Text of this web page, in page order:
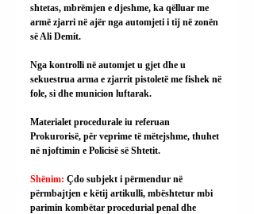
shtetas, mbrëmjen e djeshme, ka qëlluar me
armë zjarri në ajër nga automjeti i tij në zonën
së Ali Demit.
Nga kontrolli në automjet u gjet dhe u
sekuestrua arma e zjarrit pistoletë me fishek në
fole, si dhe municion luftarak.
Materialet procedurale iu referuan
Prokurorisë, për veprime të mëtejshme, thuhet
në njoftimin e Policisë së Shtetit.
Shënim: Çdo subjekt i përmendur në
përmbajtjen e këtij artikulli, mbështetur mbi
parimin kombëtar procedurial penal dhe